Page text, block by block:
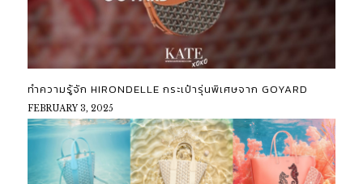
ทำความรู้จัก HIRONDELLE กระเป๋ารุ่นพิเศษจาก GOYARD
FEBRUARY 3, 2025